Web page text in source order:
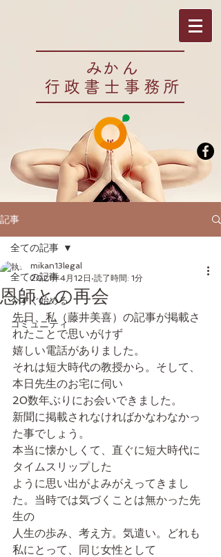
​みかん
行政書士事務所
記事
全ての記事
今すぐ始める
コミュニティ
全ての記事
恩師との再会
mikan13legal
2021年4月12日 読了時間: 1分
先日、私（藤井美喜）の記事が掲載さ
れたことで思いがけず
嬉しい電話がありました。
それは短大時代の教授から。そして、
本日先生のお宅に伺い
20数年ぶりにお会いできました。
新聞に掲載されなければかなわなかっ
た事でしょう。
本当に懐かしくて、直ぐに短大時代に
タイムスリップした
ように思い出がよみがえってきまし
た。当時では気づくことは無かった先
生の
人生の歩み、考え方。気遣い。どれも
私にとって、同じ女性として